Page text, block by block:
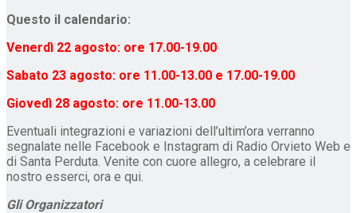
Questo il calendario:
Venerdì 22 agosto: ore 17.00-19.00
Sabato 23 agosto: ore 11.00-13.00 e 17.00-19.00
Giovedì 28 agosto: ore 11.00-13.00
Eventuali integrazioni e variazioni dell’ultim’ora verranno
segnalate nelle Facebook e Instagram di Radio Orvieto Web e
di Santa Perduta. Venite con cuore allegro, a celebrare il
nostro esserci, ora e qui.
Gli Organizzatori